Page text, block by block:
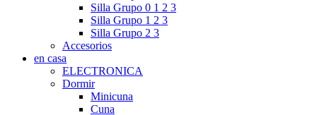
Silla Grupo 0 1 2 3
Silla Grupo 1 2 3
Silla Grupo 2 3
Accesorios
en casa
ELECTRONICA
Dormir
Minicuna
Cuna